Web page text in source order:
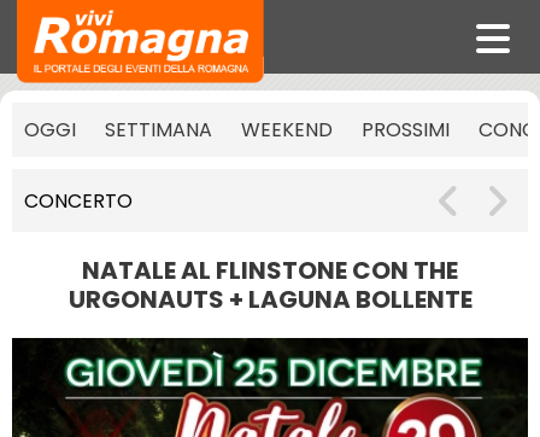
OGGI SETTIMANA WEEKEND PROSSIMI
CONCERTO
NATALE AL FLINSTONE CON THE
URGONAUTS + LAGUNA BOLLENTE